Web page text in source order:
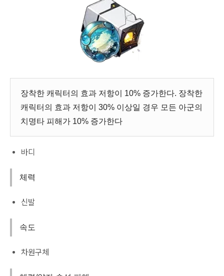
장착한 캐릭터의 효과 저항이 10% 증가한다. 장착한
캐릭터의 효과 저항이 30% 이상일 경우 모든 아군의
치명타 피해가 10% 증가한다
바디
체력
신발
속도
차원구체